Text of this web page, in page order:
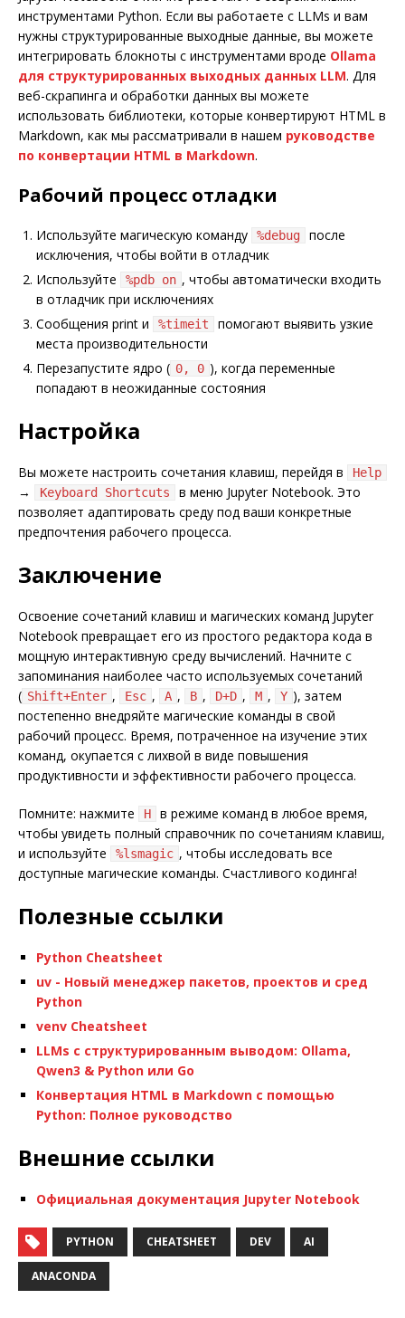
инструментами Python. Если вы работаете с LLMs и вам
нужны структурированные выходные данные, вы можете
интегрировать блокноты с инструментами вроде Ollama
для структурированных выходных данных LLM. Для
веб-скрапинга и обработки данных вы можете
использовать библиотеки, которые конвертируют HTML в
Markdown, как мы рассматривали в нашем руководстве
по конвертации HTML в Markdown.
Рабочий процесс отладки
Используйте магическую команду %debug
после
исключения, чтобы войти в отладчик
Используйте
%pdb on , чтобы автоматически входить
в отладчик при исключениях
Сообщения print и
%timeit
помогают выявить узкие
места производительности
Перезапустите ядро ( 0, 0 ), когда переменные
попадают в неожиданные состояния
Настройка
Вы можете настроить сочетания клавиш, перейдя в Help
→ Keyboard Shortcuts
в меню Jupyter Notebook. Это
позволяет адаптировать среду под ваши конкретные
предпочтения рабочего процесса.
Заключение
Освоение сочетаний клавиш и магических команд Jupyter
Notebook превращает его из простого редактора кода в
мощную интерактивную среду вычислений. Начните с
запоминания наиболее часто используемых сочетаний
( Shift+Enter , Esc , A , B , D+D , M , Y ), затем
постепенно внедряйте магические команды в свой
рабочий процесс. Время, потраченное на изучение этих
команд, окупается с лихвой в виде повышения
продуктивности и эффективности рабочего процесса.
Помните: нажмите H
в режиме команд в любое время,
чтобы увидеть полный справочник по сочетаниям клавиш,
и используйте
%lsmagic , чтобы исследовать все
доступные магические команды. Счастливого кодинга!
Полезные ссылки
Python Cheatsheet
uv - Новый менеджер пакетов, проектов и сред
Python
venv Cheatsheet
LLMs с структурированным выводом: Ollama,
Qwen3 & Python или Go
Конвертация HTML в Markdown с помощью
Python: Полное руководство
Внешние ссылки
Официальная документация Jupyter Notebook
PYTHON CHEATSHEET DEV AI
ANACONDA